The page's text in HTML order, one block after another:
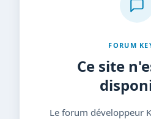
FORUM
Ce site
Le forum développeur